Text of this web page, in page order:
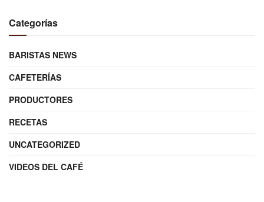
Categorías
BARISTAS NEWS
CAFETERÍAS
PRODUCTORES
RECETAS
UNCATEGORIZED
VIDEOS DEL CAFÉ